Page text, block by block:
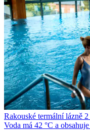
Rakouské termální lázně
Voda má 42 °C a